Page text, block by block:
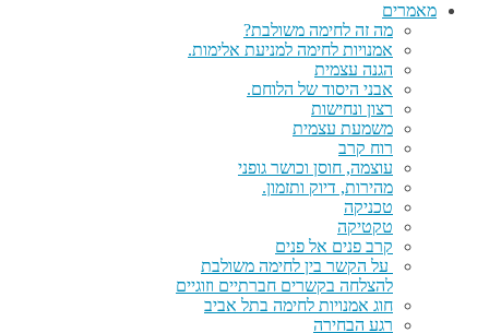
מאמרים
מה זה לחימה משולבת?
אמנויות לחימה למניעת אלימות.
הגנה עצמית
אבני היסוד של הלוחם.
רצון ונחישות
משמעת עצמית
רוח קרב
עוצמה, חוסן וכושר גופני
מהירות, דיוק ותזמון.
טכניקה
טקטיקה
קרב פנים אל פנים
על הקשר בין לחימה משולבת
להצלחה בקשרים חברתיים וזוגיים
חוג אמנויות לחימה בתל אביב
רגע הבחירה